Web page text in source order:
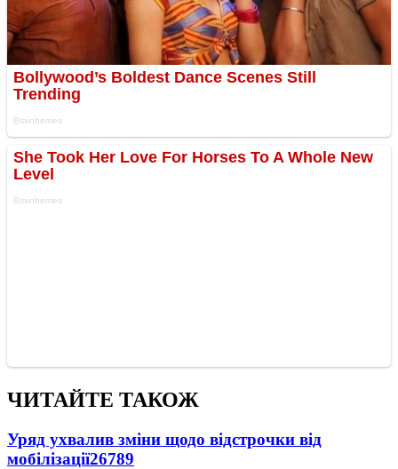
ЧИТАЙТЕ ТАКОЖ
Уряд ухвалив зміни щодо відстрочки від
мобілізації26789